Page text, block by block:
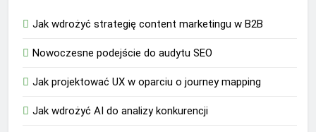
Jak wdrożyć strategię content marketingu w B2B
Nowoczesne podejście do audytu SEO
Jak projektować UX w oparciu o journey mapping
Jak wdrożyć AI do analizy konkurencji